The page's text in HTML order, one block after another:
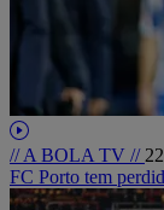
// A BOLA TV //
FC Porto tem